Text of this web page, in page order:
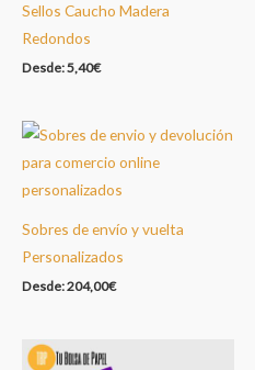
Sellos Caucho Madera
Redondos
Desde:5,40€
Sobres de envío y vuelta
Personalizados
Desde:204,00€